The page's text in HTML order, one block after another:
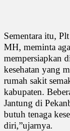
Sementara itu,
MH, meminta
mempersiapkan
kesehatan yang
rumah sakit
kabupaten.
Jantung di
butuh tenaga
diri,”ujarnya.